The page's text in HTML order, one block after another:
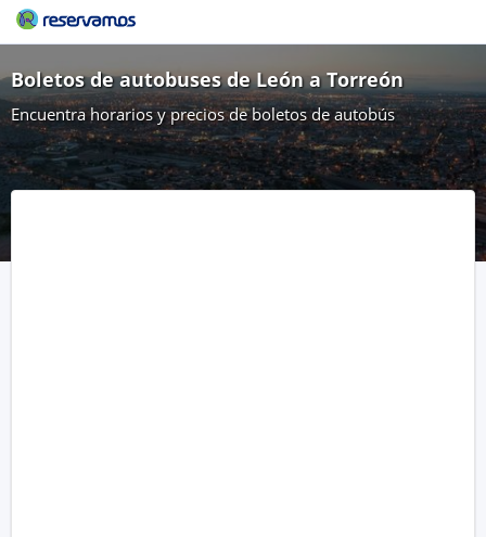
Boletos de autobuses de León a Torreón
Encuentra horarios y precios de boletos de autobús